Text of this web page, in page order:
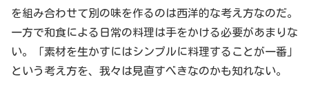
を組み合わせて別の味を作るのは西洋的な考え方なのだ。
一方で和食による日常の料理は手をかける必要があまりな
い。「素材を生かすにはシンプルに料理することが一番」
という考え方を、我々は見直すべきなのかも知れない。